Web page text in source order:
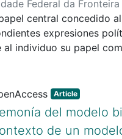
That project was
to a 'new Indian' who
adopted in that
on their view of
This study aims
into the nation.
Federal da Fronteira
central concedido
expresiones
al individuo su papel
consentida. Los
basado en el
a principios del siglo
Article
del modelo
de un